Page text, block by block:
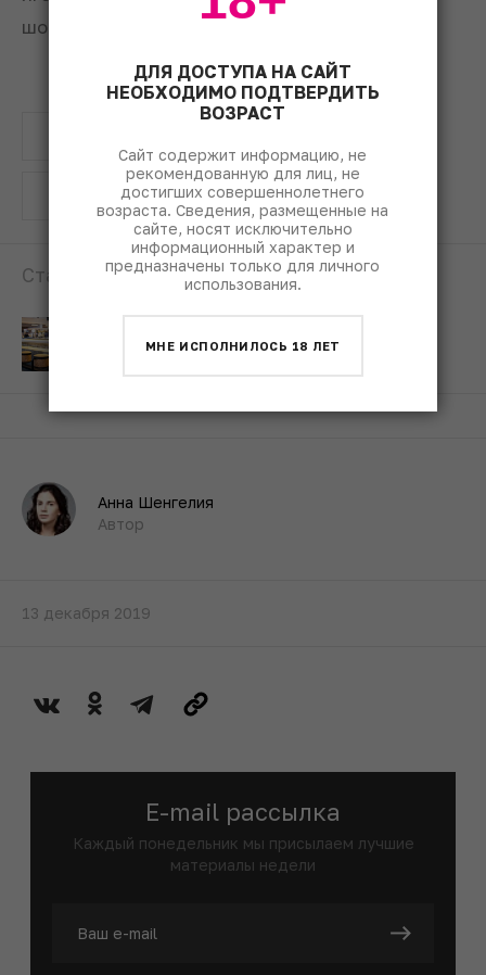
шоколада
гастрономия
Статьи по теме:
новости декабря
Анна Шенгелия
Автор
13 декабря 2019
E-mail рассылка
Каждый понедельник мы присылаем лучшие
материалы недели
ДЛЯ ДОСТУПА НА САЙТ
НЕОБХОДИМО ПОДТВЕРДИТЬ
ВОЗРАСТ
Сайт содержит информацию, не
рекомендованную для лиц, не
достигших совершеннолетнего
возраста. Сведения, размещенные на
сайте, носят исключительно
информационный характер и
предназначены только для личного
использования.
МНЕ ИСПОЛНИЛОСЬ 18 ЛЕТ